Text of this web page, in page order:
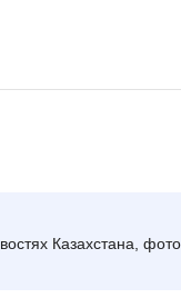
Казахстана,